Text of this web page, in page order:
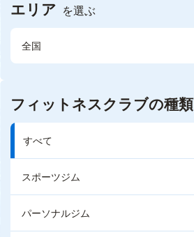
エリア を選ぶ
全国
フィットネスクラブの種類
すべて
スポーツジム
パーソナルジム